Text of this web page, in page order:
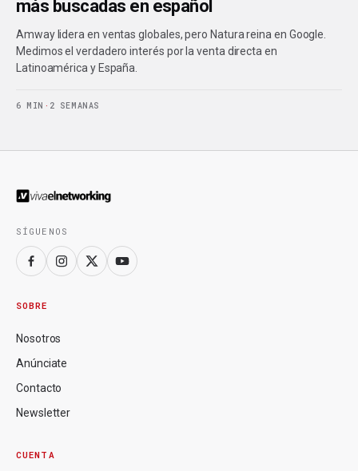
más buscadas en español
Amway lidera en ventas globales, pero Natura reina en Google.
Medimos el verdadero interés por la venta directa en
Latinoamérica y España.
6 MIN · 2 SEMANAS
SÍGUENOS
SOBRE
Nosotros
Anúnciate
Contacto
Newsletter
CUENTA